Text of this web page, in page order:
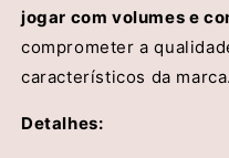
jogar com volumes e
comprometer a
característicos da marca.
Detalhes: